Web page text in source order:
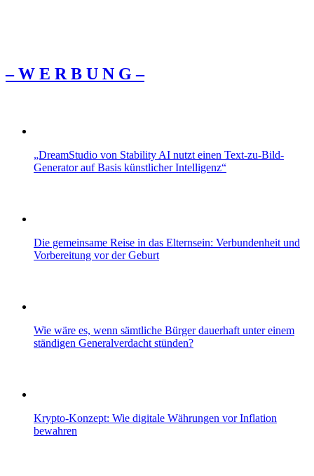
– W Ε R Β U Ν G –
„DreamStudio von Stability AI nutzt einen Text-zu-Bild-
Generator auf Basis künstlicher Intelligenz“
Die gemeinsame Reise in das Elternsein: Verbundenheit und
Vorbereitung vor der Geburt
Wie wäre es, wenn sämtliche Bürger dauerhaft unter einem
ständigen Generalverdacht stünden?
Krypto-Konzept: Wie digitale Währungen vor Inflation
bewahren